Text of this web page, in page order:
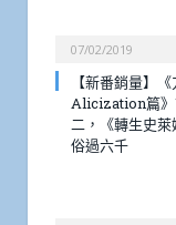
07/02/2019
【新番銷量】
Alicization篇》
二，《轉生史
俗過六千